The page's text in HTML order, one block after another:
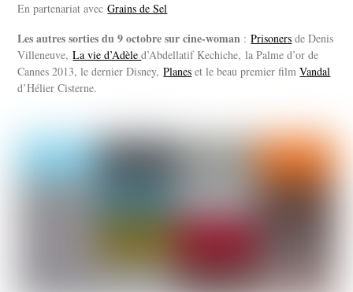
En partenariat avecGrains de Sel
Les autres sorties du 9 octobre sur cine-woman :Prisoners de Denis
Villeneuve,La vie d’Adèled’Abdellatif Kechiche, la Palme d’or de
Cannes 2013, le dernier Disney,Planes et le beau premier filmVandal
d’Hélier Cisterne.